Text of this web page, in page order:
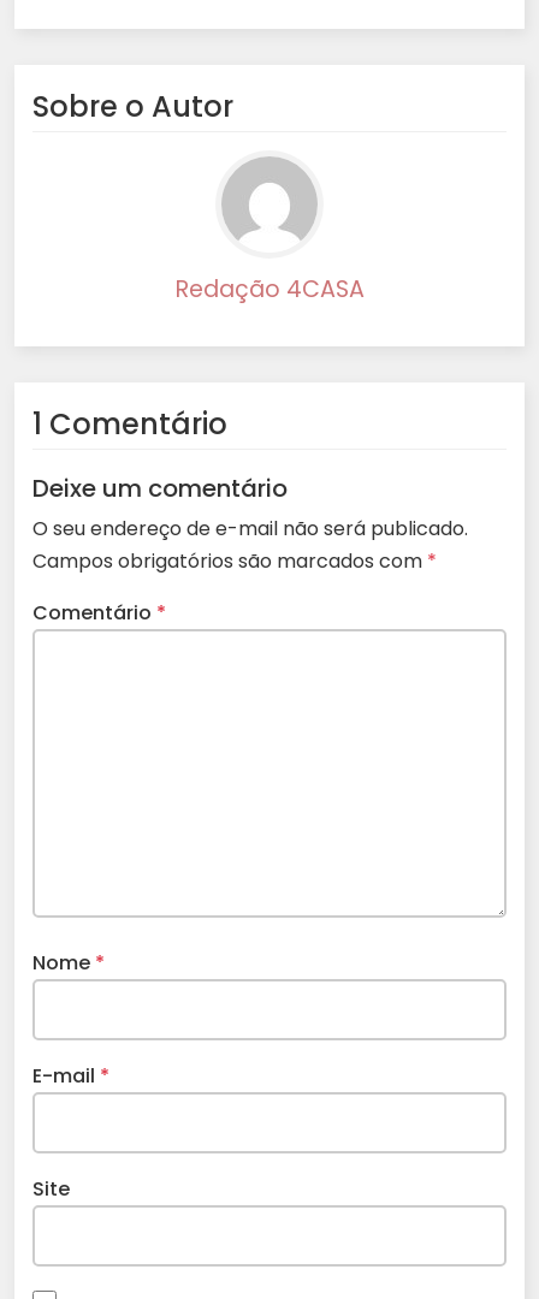
Sobre o Autor
Redação 4CASA
1 Comentário
Deixe um comentário
O seu endereço de e-mail não será publicado.
Campos obrigatórios são marcados com *
Comentário *
Nome *
E-mail *
Site